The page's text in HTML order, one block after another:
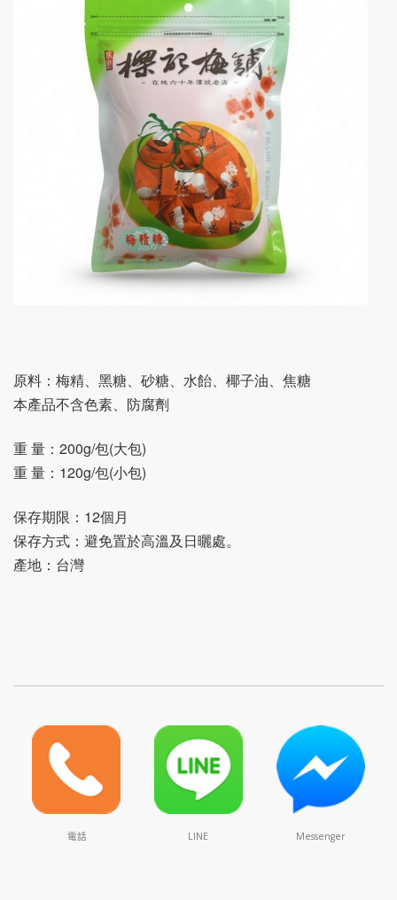
原料：梅精、黑糖、砂糖、水飴、椰子油、焦糖
本產品不含色素、防腐劑
重 量：200g/包(大包)
重 量：120g/包(小包)
保存期限：12個月
保存方式：避免置於高溫及日曬處。
產地：台灣
電話 LINE Messenger